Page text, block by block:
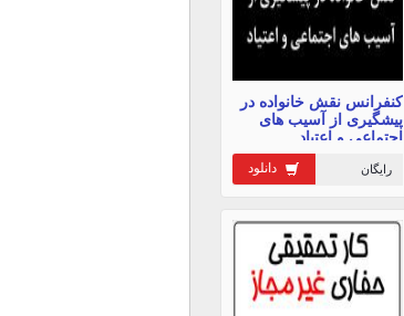
کنفرانس نقش خانواده در
پیشگیری از آسیب های
اجتماعی و اعتیاد
دانلود رایگان